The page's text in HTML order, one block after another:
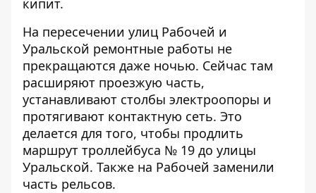
кипит.
На пересечении улиц Рабочей и
Уральской ремонтные работы не
прекращаются даже ночью. Сейчас там
расширяют проезжую часть,
устанавливают столбы электроопоры и
протягивают контактную сеть. Это
делается для того, чтобы продлить
маршрут троллейбуса № 19 до улицы
Уральской. Также на Рабочей заменили
часть рельсов.